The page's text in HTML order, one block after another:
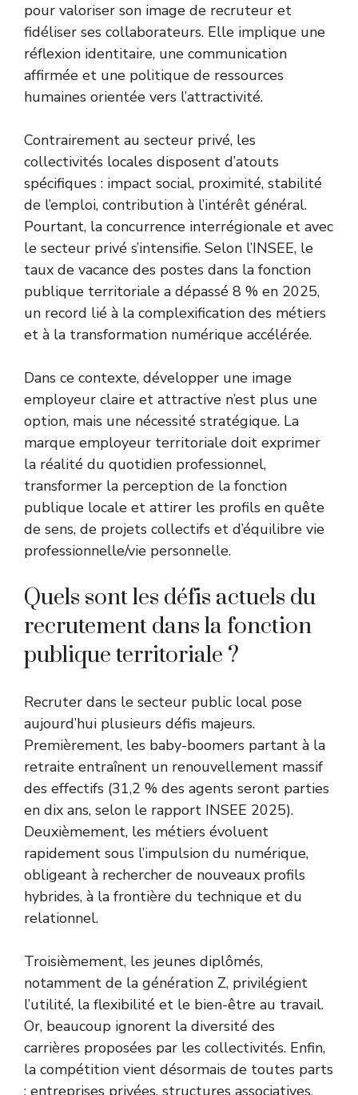
pour valoriser son image de recruteur et
fidéliser ses collaborateurs. Elle implique une
réflexion identitaire, une communication
affirmée et une politique de ressources
humaines orientée vers l’attractivité.
Contrairement au secteur privé, les
collectivités locales disposent d’atouts
spécifiques : impact social, proximité, stabilité
de l’emploi, contribution à l’intérêt général.
Pourtant, la concurrence interrégionale et avec
le secteur privé s’intensifie. Selon l’INSEE, le
taux de vacance des postes dans la fonction
publique territoriale a dépassé 8 % en 2025,
un record lié à la complexification des métiers
et à la transformation numérique accélérée.
Dans ce contexte, développer une image
employeur claire et attractive n’est plus une
option, mais une nécessité stratégique. La
marque employeur territoriale doit exprimer
la réalité du quotidien professionnel,
transformer la perception de la fonction
publique locale et attirer les profils en quête
de sens, de projets collectifs et d’équilibre vie
professionnelle/vie personnelle.
Quels sont les défis actuels du
recrutement dans la fonction
publique territoriale ?
Recruter dans le secteur public local pose
aujourd’hui plusieurs défis majeurs.
Premièrement, les baby-boomers partant à la
retraite entraînent un renouvellement massif
des effectifs (31,2 % des agents seront parties
en dix ans, selon le rapport INSEE 2025).
Deuxièmement, les métiers évoluent
rapidement sous l’impulsion du numérique,
obligeant à rechercher de nouveaux profils
hybrides, à la frontière du technique et du
relationnel.
Troisièmement, les jeunes diplômés,
notamment de la génération Z, privilégient
l’utilité, la flexibilité et le bien-être au travail.
Or, beaucoup ignorent la diversité des
carrières proposées par les collectivités. Enfin,
la compétition vient désormais de toutes parts